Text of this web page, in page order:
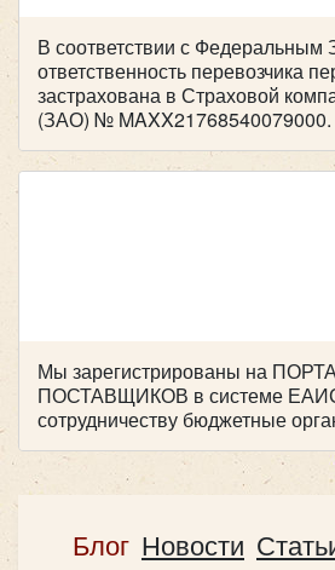
В соответствии с
ответственность перевозчика
застрахована в Страховой
(ЗАО) № MAXX21768540079000.
Мы зарегистрированы на
ПОСТАВЩИКОВ в системе
сотрудничеству бюджетные
Количество мест:
Цена от:2200
Блог Новости